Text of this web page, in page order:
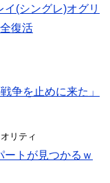
(シングレ)オグリ
復活
争を止めに来た」
リティ
ートが見つかるｗ